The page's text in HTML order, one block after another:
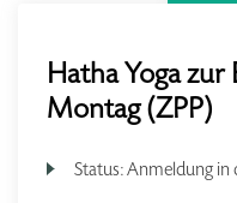
Hatha Yoga
Montag (ZPP)
Status:Anmeldung in